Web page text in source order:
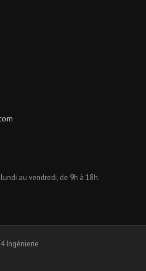
au vendredi, de 9h à 18h.
Ingénierie